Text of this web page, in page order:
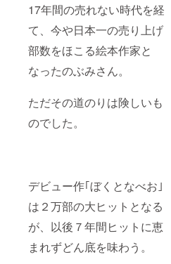
17年間の売れない時代を経
て、今や日本一の売り上げ
部数をほこる絵本作家と
なったのぶみさん。
ただその道のりは険しいも
のでした。
デビュー作｢ぼくとなべお｣
は２万部の大ヒットとなる
が、以後７年間ヒットに恵
まれずどん底を味わう。